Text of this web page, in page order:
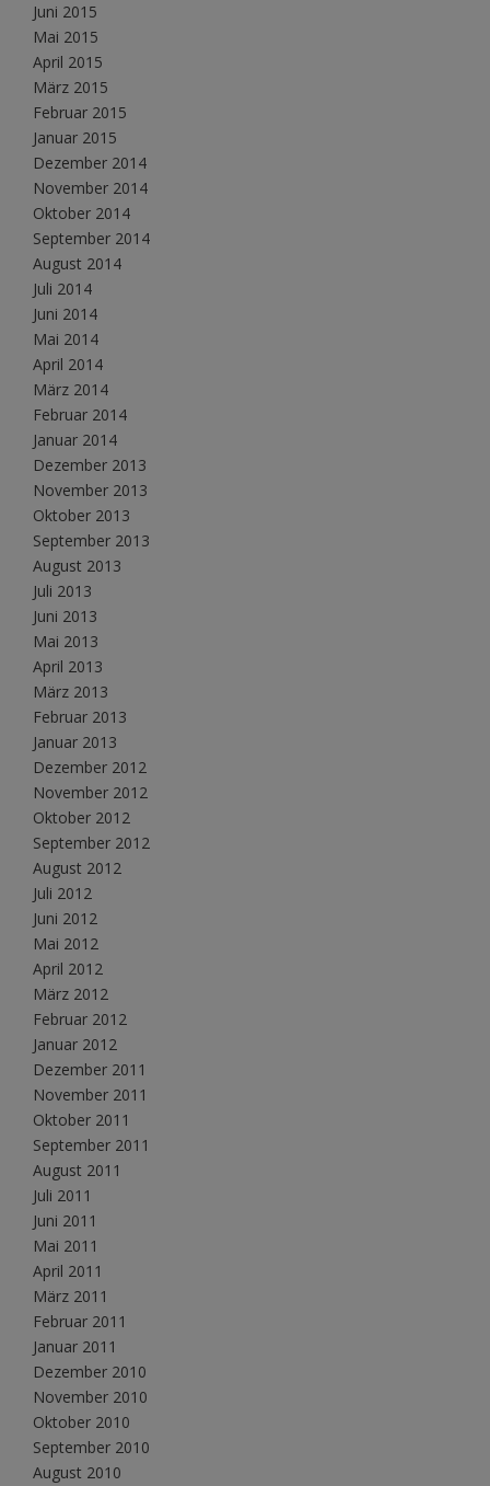
Juni 2015
Mai 2015
April 2015
März 2015
Februar 2015
Januar 2015
Dezember 2014
November 2014
Oktober 2014
September 2014
August 2014
Juli 2014
Juni 2014
Mai 2014
April 2014
März 2014
Februar 2014
Januar 2014
Dezember 2013
November 2013
Oktober 2013
September 2013
August 2013
Juli 2013
Juni 2013
Mai 2013
April 2013
März 2013
Februar 2013
Januar 2013
Dezember 2012
November 2012
Oktober 2012
September 2012
August 2012
Juli 2012
Juni 2012
Mai 2012
April 2012
März 2012
Februar 2012
Januar 2012
Dezember 2011
November 2011
Oktober 2011
September 2011
August 2011
Juli 2011
Juni 2011
Mai 2011
April 2011
März 2011
Februar 2011
Januar 2011
Dezember 2010
November 2010
Oktober 2010
September 2010
August 2010